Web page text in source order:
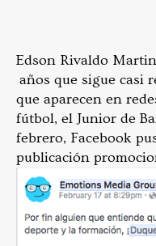
Edson Rivaldo
años que sigue casi
que aparecen en
fútbol, el Junior de
febrero, Facebook
publicación